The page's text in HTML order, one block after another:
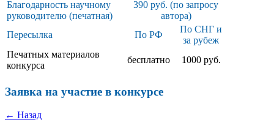
Благодарность научному
руководителю (печатная)
390 руб. (по запросу
автора)
Пересылка
По РФ
По СНГ и
за рубеж
Печатных материалов
конкурса
бесплатно 1000 руб.
Заявка на участие в конкурсе
← Назад